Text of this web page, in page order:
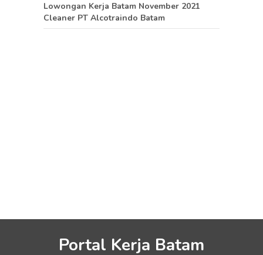
Lowongan Kerja Batam November 2021
Cleaner PT Alcotraindo Batam
Portal Kerja Batam